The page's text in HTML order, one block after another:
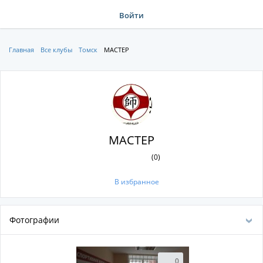
Войти
Главная Все клубы Томск МАСТЕР
МАСТЕР
(0)
В избранное
Фотографии
0